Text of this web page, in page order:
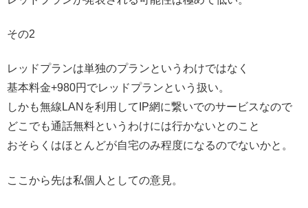
その2
レッドプランは単独のプランというわけではなく
基本料金+980円でレッドプランという扱い。
しかも無線LANを利用してIP網に繋いでのサービスなので
どこでも通話無料というわけには行かないとのこと
おそらくはほとんどが自宅のみ程度になるのでないかと。
ここから先は私個人としての意見。